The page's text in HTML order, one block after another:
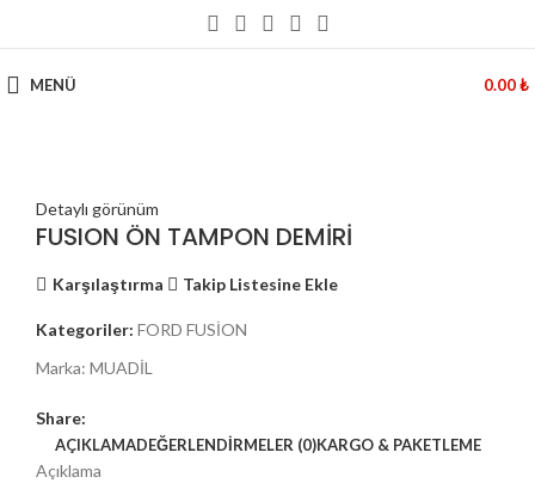
MENÜ 0.00₺
Detaylı görünüm
FUSION ÖN TAMPON DEMİRİ
Karşılaştırma Takip Listesine Ekle
Kategoriler: FORD FUSİON
Marka: MUADİL
Share:
AÇIKLAMADEĞERLENDIRMELER (0)KARGO & PAKETLEME
Açıklama